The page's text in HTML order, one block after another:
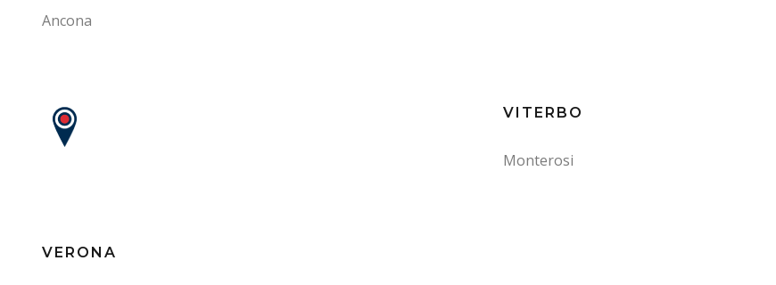
Ancona
VITERBO
Monterosi
VERONA